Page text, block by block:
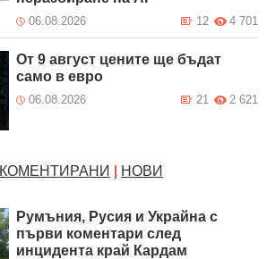
06.08.2026 4 701
12
От 9 август цените ще бъдат
само в евро
06.08.2026 2 621
21
КОМЕНТИРАНИ НОВИ
Румъния, Русия и Украйна с
първи коментари след
инцидента край Кардам